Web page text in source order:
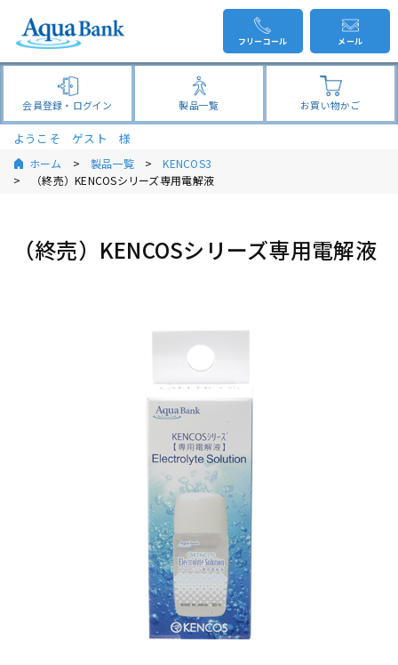
製品一覧
会員登録・ログイン お買い物かご
フリーコール メール
ようこそ ゲスト 様
ホーム 製品一覧
KENCOS3
（終売）KENCOSシリーズ専用電解液
（終売）KENCOSシリーズ専用電解液